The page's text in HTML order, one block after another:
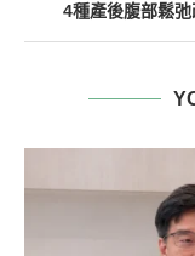
4種產後腹部鬆